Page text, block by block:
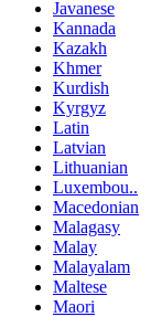
Javanese
Kannada
Kazakh
Khmer
Kurdish
Kyrgyz
Latin
Latvian
Lithuanian
Luxembou..
Macedonian
Malagasy
Malay
Malayalam
Maltese
Maori